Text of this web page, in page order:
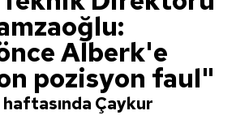
Alberk'e
pozisyon faul"
Çaykur